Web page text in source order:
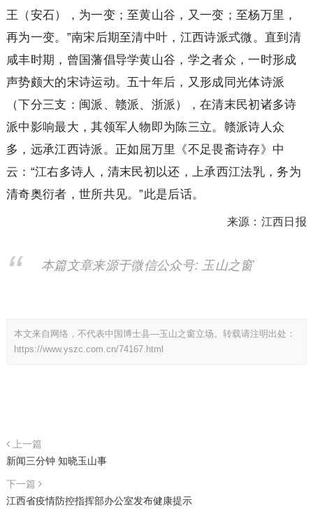
王（安石），为一变；至黄山谷，又一变；至杨万里，
再为一变。”南宋后期至清中叶，江西诗派式微。直到清
咸丰时期，曾国藩倡导学黄山谷，学之者众，一时形成
声势颇大的宋诗运动。五十年后，又形成同光体诗派
（下分三支：闽派、赣派、浙派），在清末民初诸多诗
派中影响最大，其领军人物即为陈三立。赣派诗人众
多，远承江西诗派。正如屈万里《不足畏斋诗存》中
云：“江右多诗人，清末民初以还，上承西江法乳，务为
清奇奥衍者，世所共见。”此是后话。
来源：江西日报
本篇文章来源于微信公众号: 玉山之窗
本文来自网络，不代表中国博士县—玉山之窗立场。转载请注明出处：
https://www.yszc.com.cn/74167.html
上一篇
新闻三分钟 知晓玉山事
下一篇
江西省疫情防控指挥部办公室发布健康提示